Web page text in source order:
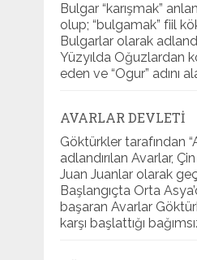
Bulgar “karışmak”
olup; “bulgamak” fiil
Bulgarlar olarak
Yüzyılda Oğuzlardan
eden ve “Ogur” adını
AVARLAR DEVLETI
Göktürkler tarafından
adlandırılan Avarlar,
Juan Juanlar olarak
Başlangıçta Orta
başaran Avarlar
karşı başlattığı